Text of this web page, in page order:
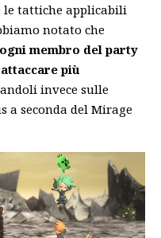
le tattiche applicabili
notato che
membro del party
più
invece sulle
a seconda del Mirage